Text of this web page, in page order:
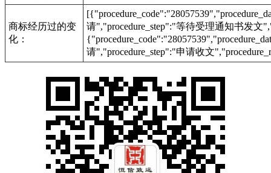
商标经历过的变
化：
请","procedure_step":"等待受理通知书发文
请","procedure_step":"申请收文